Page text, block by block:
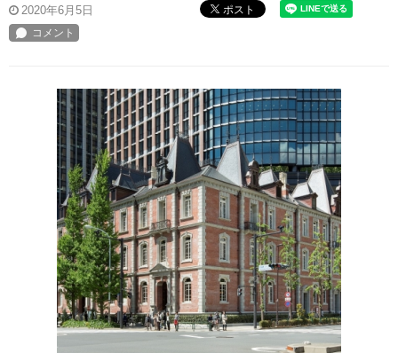
2020年6月5日 ポスト